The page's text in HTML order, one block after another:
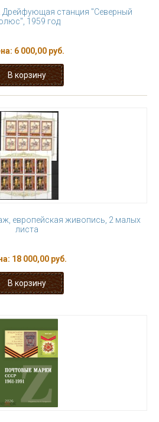
Дрейфующая станция "Северный
1959 год
6 000,00 руб.
европейская живопись, 2 малых
листа
18 000,00 руб.